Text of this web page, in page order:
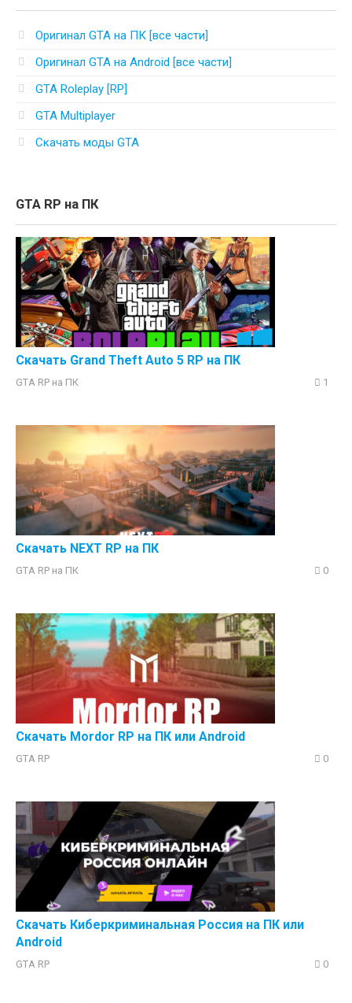
Оригинал GTA на ПК [все части]
Оригинал GTA на Android [все части]
GTA Roleplay [RP]
GTA Multiplayer
Скачать моды GTA
GTA RP на ПК
Скачать Grand Theft Auto 5 RP на ПК
GTA RP на ПК 1
Скачать NEXT RP на ПК
GTA RP на ПК 0
Скачать Mordor RP на ПК или Аndroid
GTA RP 0
Скачать Киберкриминальная Россия на ПК или
Android
GTA RP 0